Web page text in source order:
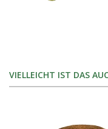
VIELLEICHT IST DAS